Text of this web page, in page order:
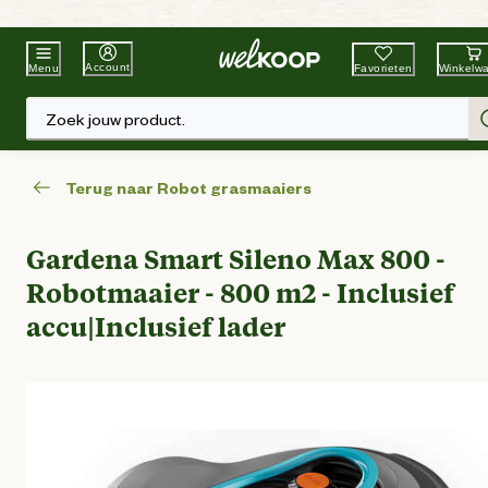
Beste WinkelketenTuin & Dier
Menu Account Favorieten
Zoek jouw product.
Terug naar Robot grasmaaiers
Gardena Smart Sileno Max 800 -
Robotmaaier - 800 m2 - Inclusief
accu|Inclusief lader